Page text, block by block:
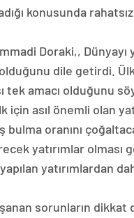
konusunda
Doraki,,
olduğunu dile getirdi.
tek amacı olduğunu
için asıl önemli olan
bulma oranını
yatırımlar olması
yatırımlardan
sorunların dikkat